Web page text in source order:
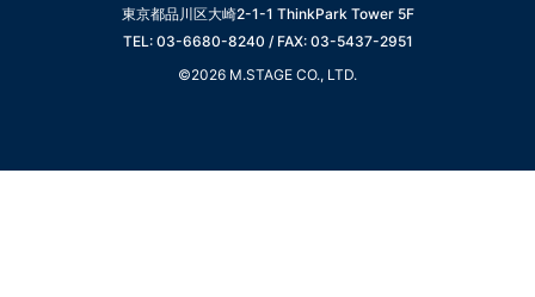
東京都品川区大崎2-1-1 ThinkPark Tower 5F
TEL: 03-6680-8240 / FAX: 03-5437-2951
©2026 M.STAGE CO., LTD.